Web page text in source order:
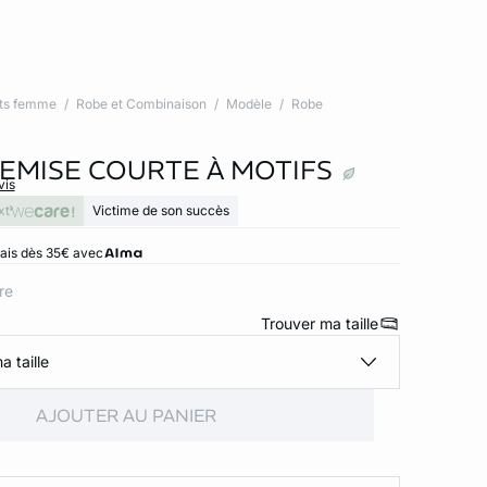
femme Robe et Combinaison Modèle Robe
COURTE À MOTIFS
Victime de son succès
dès 35€ avec
Trouver ma taille
taille
AJOUTER AU PANIER